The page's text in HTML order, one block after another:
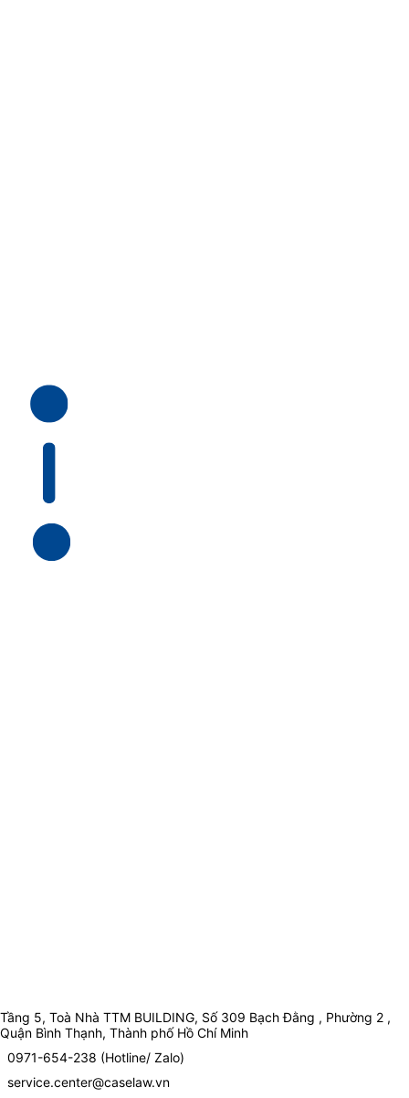
Tầng 5, Toà Nhà TTM BUILDING, Số 309 Bạch Đằng , Phường 2 ,
Quận Bình Thạnh, Thành phố Hồ Chí Minh
0971-654-238 (Hotline/ Zalo)
service.center@caselaw.vn